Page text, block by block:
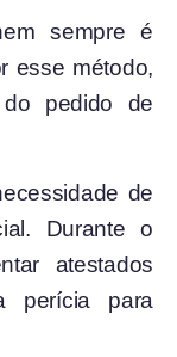
sempre é
esse método,
pedido de
de
Durante o
atestados
perícia para